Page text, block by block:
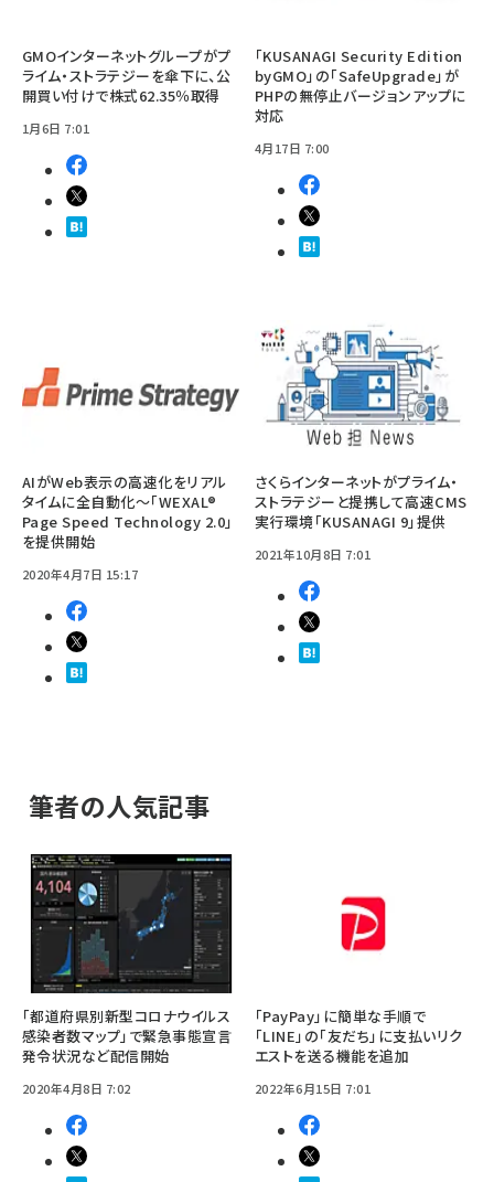
GMOインターネットグループがプ
ライム・ストラテジーを傘下に、公
開買い付けで株式62.35％取得
1月6日 7:01
「KUSANAGI Security Edition
byGMO」の「SafeUpgrade」が
PHPの無停止バージョンアップに
対応
4月17日 7:00
AIがWeb表示の高速化をリアル
タイムに全自動化～「WEXAL®
Page Speed Technology 2.0」
を提供開始
2020年4月7日 15:17
さくらインターネットがプライム・
ストラテジーと提携して高速CMS
実行環境「KUSANAGI 9」提供
2021年10月8日 7:01
筆者の人気記事
「都道府県別新型コロナウイルス
感染者数マップ」で緊急事態宣言
発令状況など配信開始
2020年4月8日 7:02
「PayPay」に簡単な手順で
「LINE」の「友だち」に支払いリク
エストを送る機能を追加
2022年6月15日 7:01